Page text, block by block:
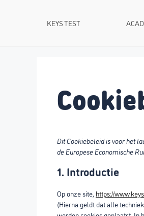
KEYS TEST
Dit Cookiebeleid is voor het
de Europese Economische
1. Introductie
Op onze site, https://
(Hierna geldt dat alle